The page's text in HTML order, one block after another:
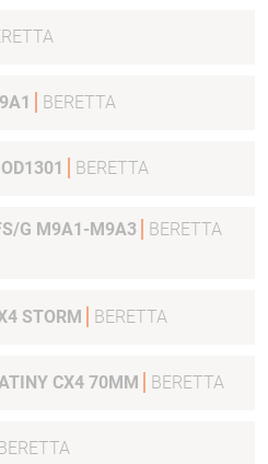
BERETTA
BERETTA
G M9A1-M9A3
BERETTA
STORM BERETTA
CX4 70MM BERETTA